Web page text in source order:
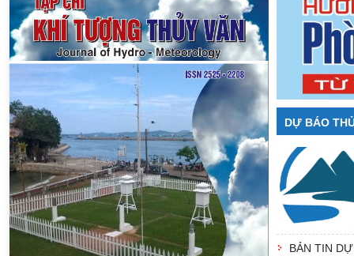
DỰ BÁO
BẢN TIN